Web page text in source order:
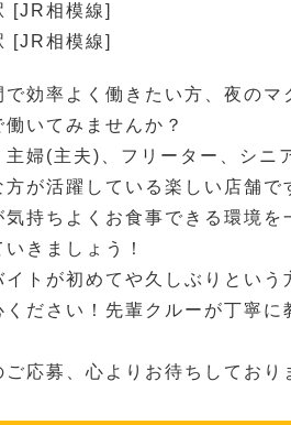
[JR相模線]
[JR相模線]
で効率よく働きたい方、夜のマ
働いてみませんか？
主婦(主夫)、フリーター、シニ
方が活躍している楽しい店舗で
気持ちよくお食事できる環境を
きましょう！
イトが初めてや久しぶりという
ください！先輩クルーが丁寧に
ご応募、心よりお待ちしており